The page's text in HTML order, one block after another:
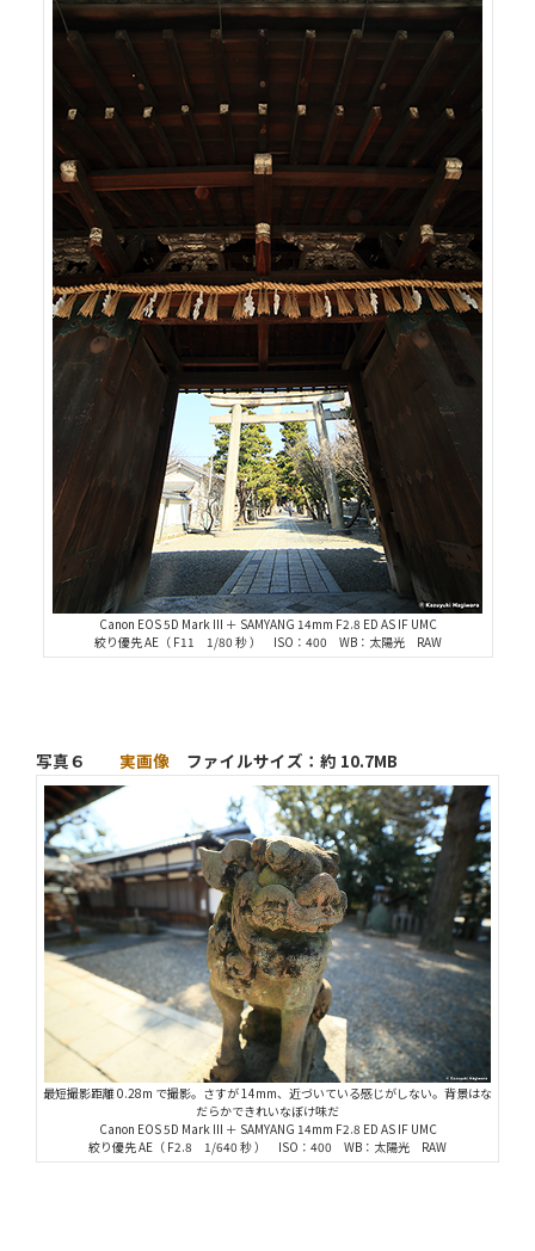
Canon EOS 5D Mark III ＋ SAMYANG 14mm F2.8 ED AS IF UMC
絞り優先 AE（ F11 1/80 秒 ） ISO：400 WB：太陽光 RAW
写真６ 実画像 ファイルサイズ：約 10.7MB
最短撮影距離 0.28m で撮影。さすが 14mm、近づいている感じがしない。背景はな
だらかできれいなぼけ味だ
Canon EOS 5D Mark III ＋ SAMYANG 14mm F2.8 ED AS IF UMC
絞り優先 AE（ F2.8 1/640 秒 ） ISO：400 WB：太陽光 RAW